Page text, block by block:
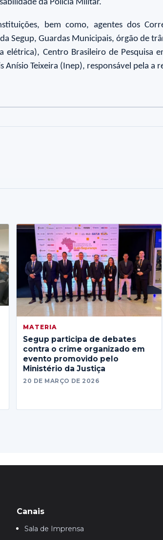
da Polícia Militar.
bem como, agentes dos
Segup, Guardas Municipais, órgão de
elétrica), Centro Brasileiro de Pesquisa
Anísio Teixeira (Inep), responsável pela a
MATERIA
Segup participa de debates
contra o crime organizado em
evento promovido pelo
Ministério da Justiça
20 DE MARÇO DE 2026
Canais
Sala de Imprensa